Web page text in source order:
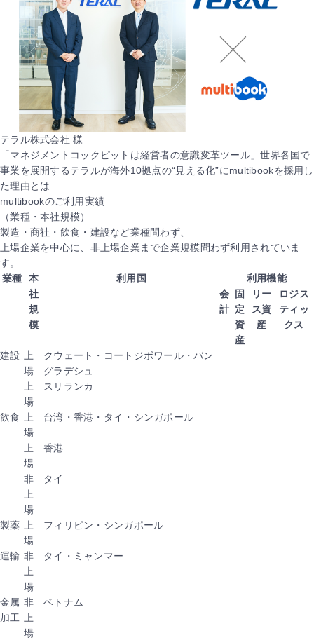
テラル株式会社 様
「マネジメントコックピットは経営者の意識変革ツール」世界各国で
事業を展開するテラルが海外10拠点の“見える化”にmultibookを採用し
た理由とは
multibookのご利用実績
（業種・本社規模）
製造・商社・飲食・建設など業種問わず、
上場企業を中心に、非上場企業まで企業規模問わず利用されていま
す。
業種
本
社
規
模
利用国
利用機能
会
計
固
定
資
産
リー
ス資
産
ロジス
ティッ
クス
建設 上
場
クウェート・コートジボワール・バン
グラデシュ
上
場
スリランカ
飲食 上
場
台湾・香港・タイ・シンガポール
上
場
香港
非
上
場
タイ
製薬 上
場
フィリピン・シンガポール
運輸 非
上
場
タイ・ミャンマー
金属
加工
非
上
場
ベトナム